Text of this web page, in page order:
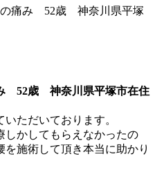
痛み 52歳 神奈川県平塚
52歳 神奈川県平塚市在住
ただいております。
しかしてもらえなかったの
施術して頂き本当に助かり